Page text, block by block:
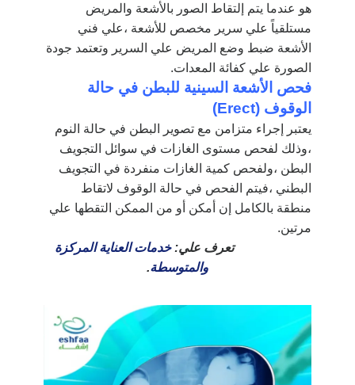
هو عندما يتم إلتقاط الصور بالأشعة والمريض
مستلقياً علي سرير مخصص للأشعة ،علي فني
الأشعة ضبط وضع المريض علي السرير وتعتمد جودة
الصورة علي كفائة المعدات.
فحص الأشعة السينية للبطن في حالة
الوقوف (Erect)
يعتبر إجراء متزامن مع تصوير البطن في حالة النوم
،وذلك لفحص مستوى الغازات في سوائل التجويف
البطن ،ولفحص كمية الغازات منفردة في التجويف
البطني ،فيتم الفحص في حالة الوقوف لاتقاط
منطقة بالكامل إن أمكن أو من الممكن التقطها علي
مرتين.
تعرف علي:خدمات العناية المركزة
والمتوسطة.